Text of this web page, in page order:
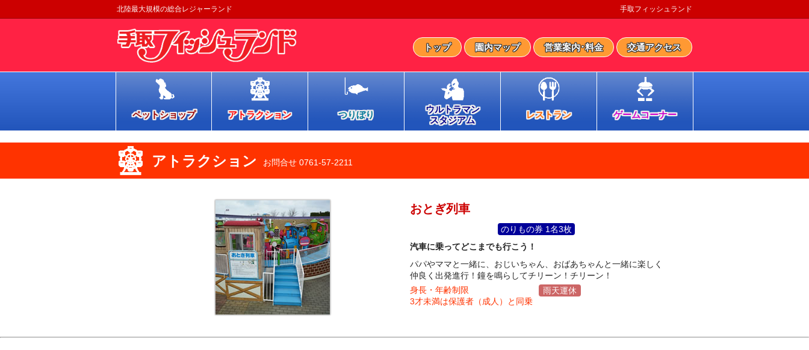
北陸最大規模の総合レジャーランド 手取フィッシュランド
トップ 園内マップ 営業案内･料金 交通アクセス
ペットショップ アトラクション つりぼり
ウルトラマン
スタジアム
レストラン ゲームコーナー
アトラクション お問合せ 0761-57-2211
おとぎ列車
のりもの券 1名3枚
汽車に乗ってどこまでも行こう！
パパやママと一緒に、おじいちゃん、おばあちゃんと一緒に楽しく
仲良く出発進行！鐘を鳴らしてチリーン！チリーン！
身長・年齢制限
3才未満は保護者（成人）と同乗
雨天運休